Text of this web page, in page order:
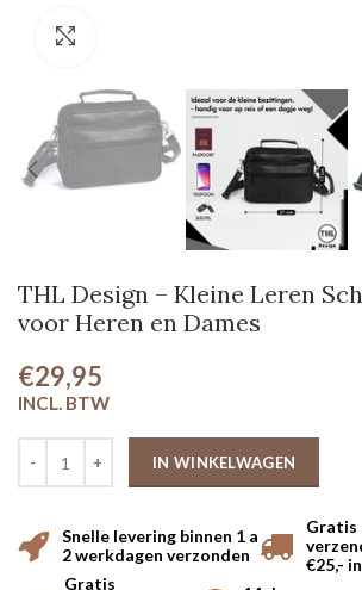
THL Design – Kleine Leren
voor Heren en Dames
€29,95
IN WINKELWAGEN
Snelle levering binnen 1 a
2 werkdagen verzonden
Gratis
€25,-
Gratis